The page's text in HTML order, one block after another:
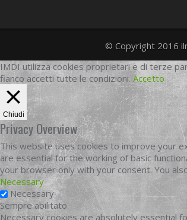
© Copyright 2016
IMDI utilizza cookies proprietari e di terze
fianco accetti tutte le condizioni. Accetto
Chiudi
Privacy Overview
This website uses cookies to improve your
are essential for the working of basic
your browser only with your consent. You
Necessary
Necessary
Sempre abilitato
Necessary cookies are absolutely essential